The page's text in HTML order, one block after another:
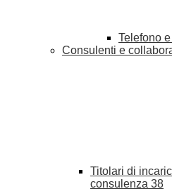
Telefono
Consulenti e
Titolari di
consulenza 38